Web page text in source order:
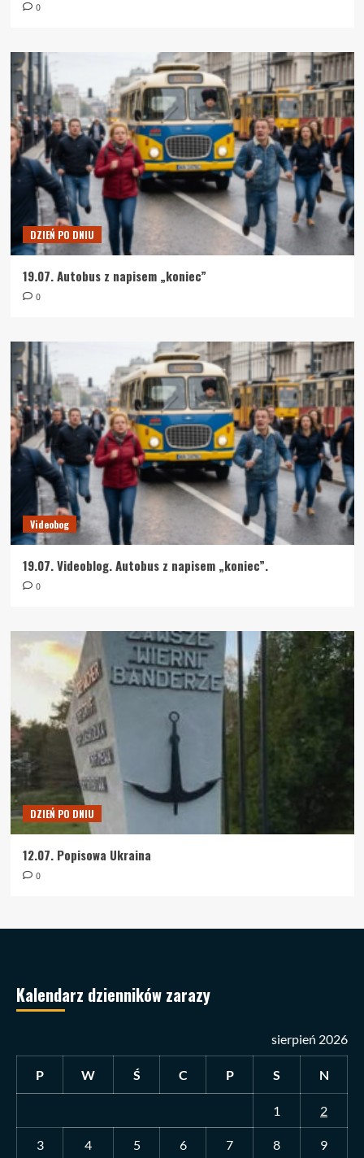
0
DZIEŃ PO DNIU
19.07. Autobus z napisem „koniec”
0
Videobog
19.07. Videoblog. Autobus z napisem „koniec”.
0
DZIEŃ PO DNIU
12.07. Popisowa Ukraina
0
Kalendarz dzienników zarazy
sierpień 2026
P W Ś C P S N
1 2
3 4 5 6 7 8 9